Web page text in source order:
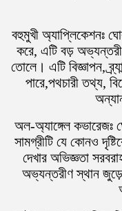
বহুমুখী অ্যাপ্লিকেশনঃ
করে, এটি বড়
তোলে। এটি বিজ্ঞাপন,
পারে,পথচারী তথ্য,
অল-অ্যাঙ্গেল কভারেজঃ
সামগ্রীটি যে কোনও
দেখার অভিজ্ঞতা
অভ্যন্তরীণ স্থান